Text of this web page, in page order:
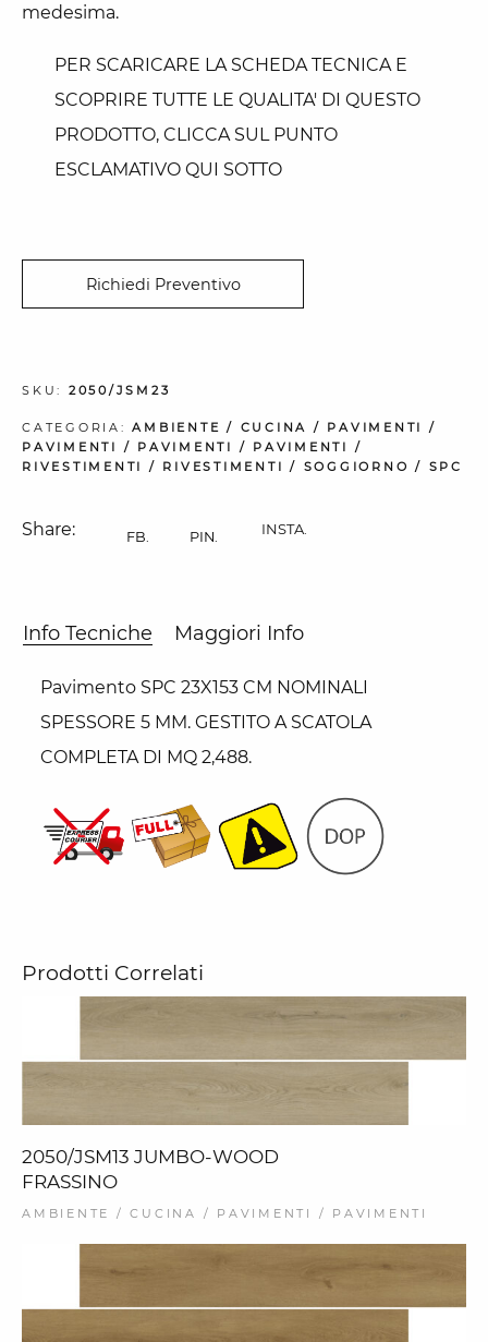
medesima.
PER SCARICARE LA SCHEDA TECNICA E
SCOPRIRE TUTTE LE QUALITA' DI QUESTO
PRODOTTO, CLICCA SUL PUNTO
ESCLAMATIVO QUI SOTTO
Richiedi Preventivo
SKU: 2050/JSM23
CATEGORIA:AMBIENTE / CUCINA / PAVIMENTI
/
PAVIMENTI
/ PAVIMENTI / PAVIMENTI
/
RIVESTIMENTI
/ RIVESTIMENTI / SOGGIORNO / SPC
Share: FB. PIN. INSTA.
Info Tecniche Maggiori Info
Pavimento SPC 23X153 CM NOMINALI
SPESSORE 5 MM. GESTITO A SCATOLA
COMPLETA DI MQ 2,488.
Prodotti Correlati
2050/JSM13 JUMBO-WOOD
FRASSINO
AMBIENTE / CUCINA / PAVIMENTI / PAVIMENTI